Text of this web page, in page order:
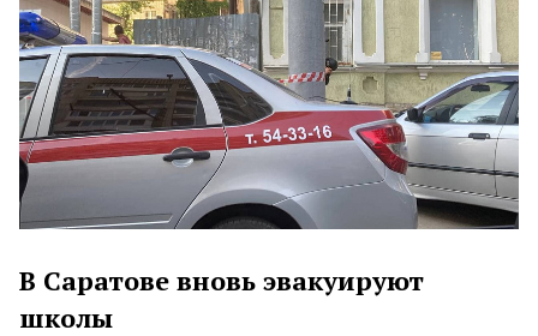
В Саратове вновь эвакуируют
школы